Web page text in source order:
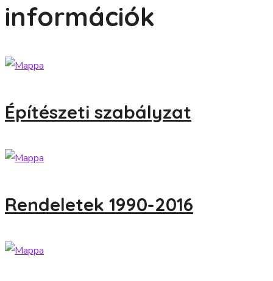
információk
Építészeti szabályzat
Rendeletek 1990-2016